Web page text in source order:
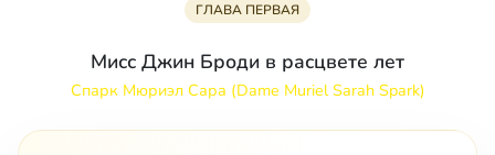
ГЛАВА ПЕРВАЯ
Мисс Джин Броди в расцвете лет
Спарк Мюриэл Сара (Dame Muriel Sarah Spark)